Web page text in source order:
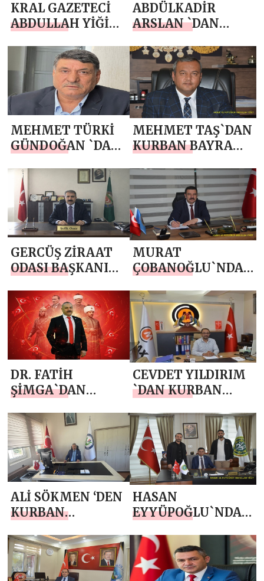
KRAL GAZETECİ
ABDULLAH YİĞİT
BAYRAMI MESAJI
ABDÜLKADİR
ARSLAN `DAN
MESAJI
MEHMET TÜRKİ
GÜNDOĞAN `DAN
BAYRAMI MESAJI
MEHMET TAŞ`DAN
KURBAN BAYRAMI
GERCÜŞ ZİRAAT
ODASI BAŞKANI
KURBAN
BAYRAMI MESAJI
MURAT
ÇOBANOĞLU`NDAN
MESAJI
DR. FATİH
ŞİMGA`DAN
BAYRAMI MESAJI
CEVDET YILDIRIM
`DAN KURBAN
ALİ SÖKMEN ‘DEN
KURBAN
HASAN
EYYÜPOĞLU`NDAN
MESAJI